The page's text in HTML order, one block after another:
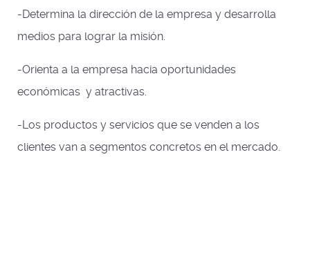
-Determina la dirección de la empresa y desarrolla
medios para lograr la misión.
-Orienta a la empresa hacia oportunidades
económicas y atractivas.
-Los productos y servicios que se venden a los
clientes van a segmentos concretos en el mercado.